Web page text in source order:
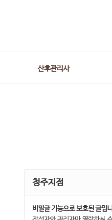
산후관리사
청주지점
비밀글 기능으로 보호된 글입